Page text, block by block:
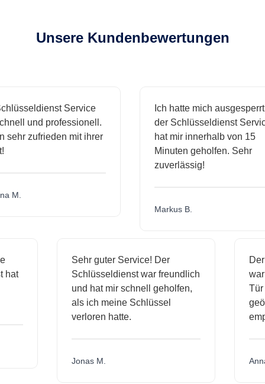
Unsere Kundenbewertungen
Service
und professionell.
zufrieden mit ihrer
Ich hatte mich ausgesperrt
der Schlüsseldienst Service
hat mir innerhalb von 15
Minuten geholfen. Sehr
zuverlässig!
Markus B.
hat
Sehr guter Service! Der
Schlüsseldienst war freundlich
und hat mir schnell geholfen,
als ich meine Schlüssel
verloren hatte.
Jonas M.